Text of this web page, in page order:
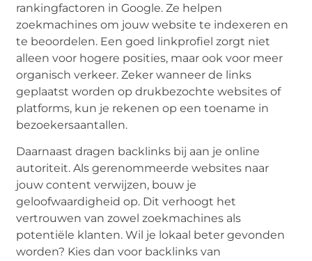
rankingfactoren in Google. Ze helpen
zoekmachines om jouw website te indexeren en
te beoordelen. Een goed linkprofiel zorgt niet
alleen voor hogere posities, maar ook voor meer
organisch verkeer. Zeker wanneer de links
geplaatst worden op drukbezochte websites of
platforms, kun je rekenen op een toename in
bezoekersaantallen.
Daarnaast dragen backlinks bij aan je online
autoriteit. Als gerenommeerde websites naar
jouw content verwijzen, bouw je
geloofwaardigheid op. Dit verhoogt het
vertrouwen van zowel zoekmachines als
potentiële klanten. Wil je lokaal beter gevonden
worden? Kies dan voor backlinks van